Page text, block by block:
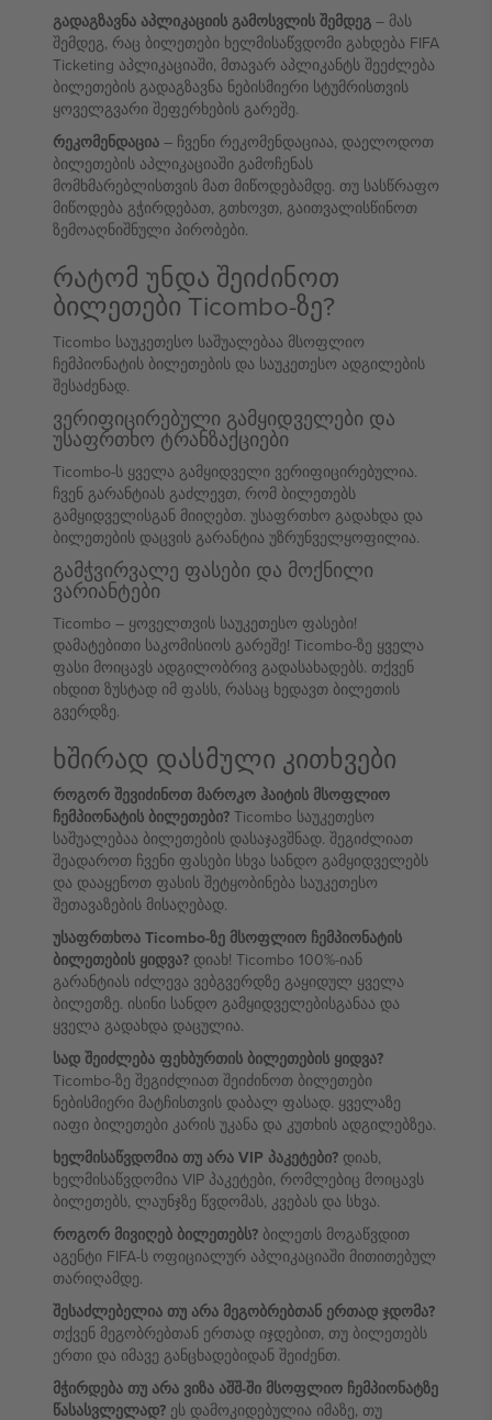
გადაგზავნა აპლიკაციის გამოსვლის შემდეგ – მას
შემდეგ, რაც ბილეთები ხელმისაწვდომი გახდება FIFA
Ticketing აპლიკაციაში, მთავარ აპლიკანტს შეეძლება
ბილეთების გადაგზავნა ნებისმიერი სტუმრისთვის
ყოველგვარი შეფერხების გარეშე.
რეკომენდაცია – ჩვენი რეკომენდაციაა, დაელოდოთ
ბილეთების აპლიკაციაში გამოჩენას
მომხმარებლისთვის მათ მიწოდებამდე. თუ სასწრაფო
მიწოდება გჭირდებათ, გთხოვთ, გაითვალისწინოთ
ზემოაღნიშნული პირობები.
რატომ უნდა შეიძინოთ
ბილეთები Ticombo-ზე?
Ticombo საუკეთესო საშუალებაა მსოფლიო
ჩემპიონატის ბილეთების და საუკეთესო ადგილების
შესაძენად.
ვერიფიცირებული გამყიდველები და
უსაფრთხო ტრანზაქციები
Ticombo-ს ყველა გამყიდველი ვერიფიცირებულია.
ჩვენ გარანტიას გაძლევთ, რომ ბილეთებს
გამყიდველისგან მიიღებთ. უსაფრთხო გადახდა და
ბილეთების დაცვის გარანტია უზრუნველყოფილია.
გამჭვირვალე ფასები და მოქნილი
ვარიანტები
Ticombo – ყოველთვის საუკეთესო ფასები!
დამატებითი საკომისიოს გარეშე! Ticombo-ზე ყველა
ფასი მოიცავს ადგილობრივ გადასახადებს. თქვენ
იხდით ზუსტად იმ ფასს, რასაც ხედავთ ბილეთის
გვერდზე.
ხშირად დასმული კითხვები
როგორ შევიძინოთ მაროკო ჰაიტის მსოფლიო
ჩემპიონატის ბილეთები? Ticombo საუკეთესო
საშუალებაა ბილეთების დასაჯავშნად. შეგიძლიათ
შეადაროთ ჩვენი ფასები სხვა სანდო გამყიდველებს
და დააყენოთ ფასის შეტყობინება საუკეთესო
შეთავაზების მისაღებად.
უსაფრთხოა Ticombo-ზე მსოფლიო ჩემპიონატის
ბილეთების ყიდვა? დიახ! Ticombo 100%-იან
გარანტიას იძლევა ვებგვერდზე გაყიდულ ყველა
ბილეთზე. ისინი სანდო გამყიდველებისგანაა და
ყველა გადახდა დაცულია.
სად შეიძლება ფეხბურთის ბილეთების ყიდვა?
Ticombo-ზე შეგიძლიათ შეიძინოთ ბილეთები
ნებისმიერი მატჩისთვის დაბალ ფასად. ყველაზე
იაფი ბილეთები კარის უკანა და კუთხის ადგილებზეა.
ხელმისაწვდომია თუ არა VIP პაკეტები? დიახ,
ხელმისაწვდომია VIP პაკეტები, რომლებიც მოიცავს
ბილეთებს, ლაუნჯზე წვდომას, კვებას და სხვა.
როგორ მივიღებ ბილეთებს? ბილეთს მოგაწვდით
აგენტი FIFA-ს ოფიციალურ აპლიკაციაში მითითებულ
თარიღამდე.
შესაძლებელია თუ არა მეგობრებთან ერთად ჯდომა?
თქვენ მეგობრებთან ერთად იჯდებით, თუ ბილეთებს
ერთი და იმავე განცხადებიდან შეიძენთ.
მჭირდება თუ არა ვიზა აშშ-ში მსოფლიო ჩემპიონატზე
წასასვლელად? ეს დამოკიდებულია იმაზე, თუ